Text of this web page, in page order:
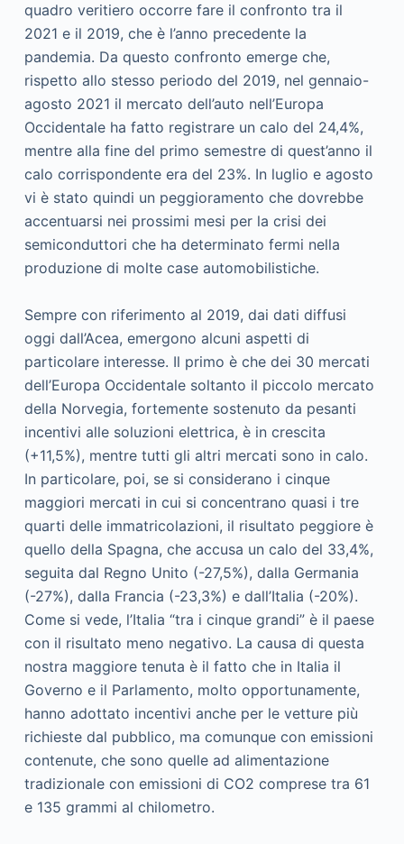
quadro veritiero occorre fare il confronto tra il
2021 e il 2019, che è l’anno precedente la
pandemia. Da questo confronto emerge che,
rispetto allo stesso periodo del 2019, nel gennaio-
agosto 2021 il mercato dell’auto nell’Europa
Occidentale ha fatto registrare un calo del 24,4%,
mentre alla fine del primo semestre di quest’anno il
calo corrispondente era del 23%. In luglio e agosto
vi è stato quindi un peggioramento che dovrebbe
accentuarsi nei prossimi mesi per la crisi dei
semiconduttori che ha determinato fermi nella
produzione di molte case automobilistiche.
Sempre con riferimento al 2019, dai dati diffusi
oggi dall’Acea, emergono alcuni aspetti di
particolare interesse. Il primo è che dei 30 mercati
dell’Europa Occidentale soltanto il piccolo mercato
della Norvegia, fortemente sostenuto da pesanti
incentivi alle soluzioni elettrica, è in crescita
(+11,5%), mentre tutti gli altri mercati sono in calo.
In particolare, poi, se si considerano i cinque
maggiori mercati in cui si concentrano quasi i tre
quarti delle immatricolazioni, il risultato peggiore è
quello della Spagna, che accusa un calo del 33,4%,
seguita dal Regno Unito (-27,5%), dalla Germania
(-27%), dalla Francia (-23,3%) e dall’Italia (-20%).
Come si vede, l’Italia “tra i cinque grandi” è il paese
con il risultato meno negativo. La causa di questa
nostra maggiore tenuta è il fatto che in Italia il
Governo e il Parlamento, molto opportunamente,
hanno adottato incentivi anche per le vetture più
richieste dal pubblico, ma comunque con emissioni
contenute, che sono quelle ad alimentazione
tradizionale con emissioni di CO2 comprese tra 61
e 135 grammi al chilometro.